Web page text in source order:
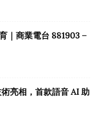
｜商業電台 881903 –
亮相，首款語音 AI 助